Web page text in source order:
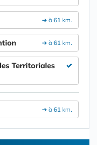
➔ à 61 km.
➔ à 61 km.
Territoriales
➔ à 61 km.